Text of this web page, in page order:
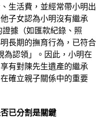
生活費，並經常帶小明出
子女認為小明沒有繼承
據（如匯款紀錄、照
長期的撫育行為，已符合
為認領」。因此，小明在
有對陳先生遺產的繼承
確立親子關係中的重要
已分割是關鍵